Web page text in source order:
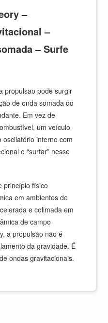
–
–
– Surfe
propulsão pode surgir
de onda somada do
Em vez de
um veículo
interno com
e “surfar” nesse
princípio físico
em ambientes de
e colimada em
de campo
a propulsão não é
da gravidade. É
ondas gravitacionais.